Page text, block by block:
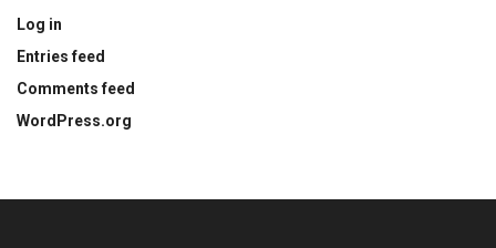
Log in
Entries feed
Comments feed
WordPress.org